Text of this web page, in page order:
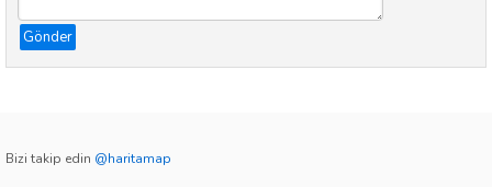
Gönder
Bizi takip edin @haritamap